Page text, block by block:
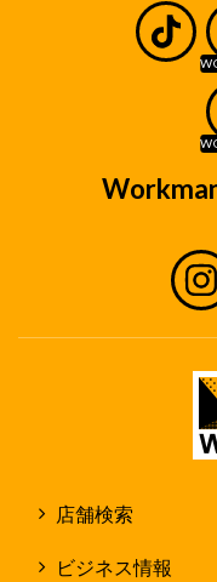
店舗検索
ビジネス情報